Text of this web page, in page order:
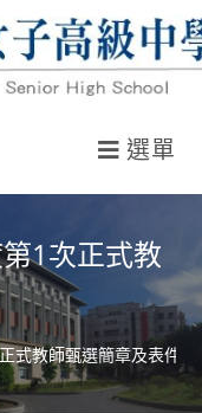
選單
1次正式教
式教師甄選簡章及表件